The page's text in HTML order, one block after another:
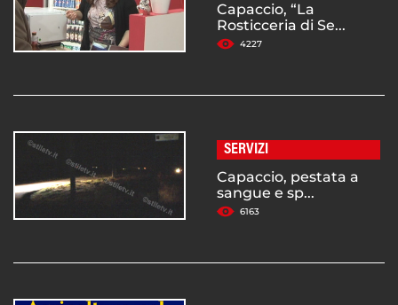
Capaccio, “La
Rosticceria di Se...
4227
SERVIZI
Capaccio, pestata a
sangue e sp...
6163